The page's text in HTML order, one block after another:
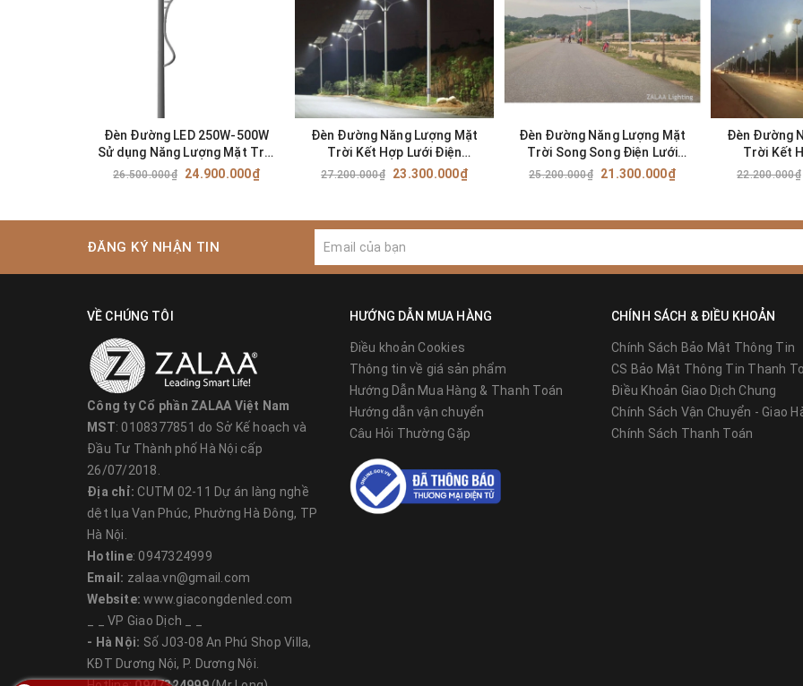
Đèn Đường LED 250W-500W
Sử dụng Năng Lượng Mặt Trời
Song Song Điện Lưới AC220V
26.500.000₫ 24.900.000₫
Đèn Đường Năng Lượng Mặt
Trời Kết Hợp Lưới Điện
AC220V Công Suất 200W Mã
27.200.000₫ 23.300.000₫
Đèn Đường Năng Lượng Mặt
Trời Song Song Điện Lưới
AC220V Công Suất 150W Mã
25.200.000₫ 21.300.000₫
Đèn Đường
Trời Kết
AC220V
22.200.000₫
ĐĂNG KÝ NHẬN TIN
VỀ CHÚNG TÔI
Công ty Cổ phần ZALAA Việt Nam
MST: 0108377851 do Sở Kế hoạch và
Đầu Tư Thành phố Hà Nội cấp
26/07/2018.
Địa chỉ: CUTM 02-11 Dự án làng nghề
dệt lụa Vạn Phúc, Phường Hà Đông, TP
Hà Nội.
Hotline: 0947324999
Email: zalaa.vn@gmail.com
Website:www.giacongdenled.com
_ _ VP Giao Dịch _ _
- Hà Nội: Số J03-08 An Phú Shop Villa,
KĐT Dương Nội, P. Dương Nội.
HƯỚNG DẪN MUA HÀNG
Điều khoản Cookies
Thông tin về giá sản phẩm
Hướng Dẫn Mua Hàng & Thanh Toán
Hướng dẫn vận chuyển
Câu Hỏi Thường Gặp
CHÍNH SÁCH & ĐIỀU KHOẢN
Chính Sách Bảo Mật Thông Tin
CS Bảo Mật Thông Tin Thanh
Điều Khoản Giao Dịch Chung
Chính Sách Vận Chuyển - Giao
Chính Sách Thanh Toán